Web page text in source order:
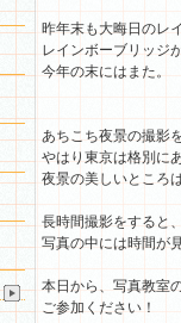
昨年末も大晦日のレ
レインボーブリッジ
今年の末にはまた。
あちこち夜景の撮影
やはり東京は格別に
夜景の美しいところ
長時間撮影をすると
写真の中には時間が
本日から、写真教室
ご参加ください！